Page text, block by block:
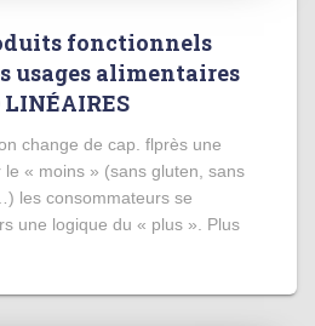
fonctionnels
usages alimentaires
change de cap. flprès une
« moins » (sans gluten, sans
les consommateurs se
une logique du « plus ». Plus